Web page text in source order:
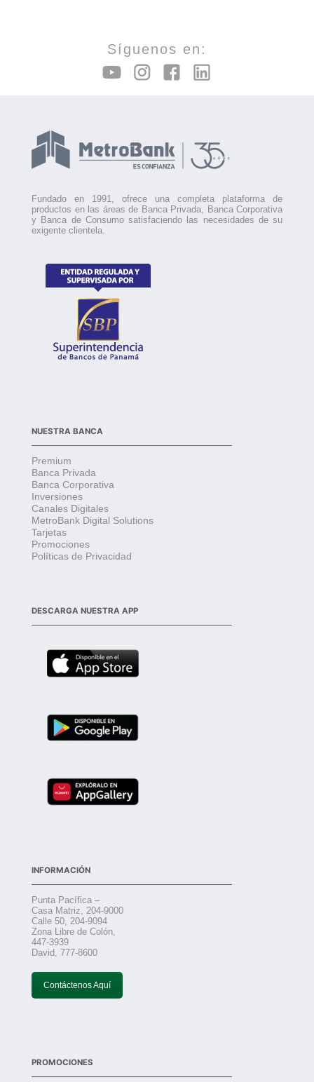
Síguenos en:
Fundado en 1991, ofrece una completa plataforma de
productos en las áreas de Banca Privada, Banca Corporativa
y Banca de Consumo satisfaciendo las necesidades de su
exigente clientela.
NUESTRA BANCA
Premium
Banca Privada
Banca Corporativa
Inversiones
Canales Digitales
MetroBank Digital Solutions
Tarjetas
Promociones
Políticas de Privacidad
DESCARGA NUESTRA APP
INFORMACIÓN
Punta Pacífica –
Casa Matriz, 204-9000
Calle 50, 204-9094
Zona Libre de Colón,
447-3939
David, 777-8600
Contáctenos Aquí
PROMOCIONES